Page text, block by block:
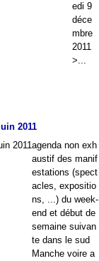
edi 9
déce
mbre
2011
>...
2011
agenda non exh
austif des manif
estations (spect
acles, expositio
ns, ...) du week-
end et début de
semaine suivan
te dans le sud
Manche voire a